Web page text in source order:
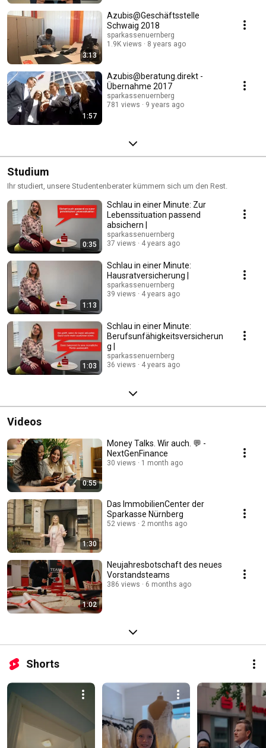
3:13
Azubis@Geschäftsstelle
Schwaig 2018
sparkassenuernberg
1.9K views
8 years ago
1:57
Azubis@beratung.direkt -
Übernahme 2017
sparkassenuernberg
781 views
9 years ago
Studium
Ihr studiert, unsere Studentenberater kümmern sich um den Rest.
0:35
Schlau in einer Minute: Zur
Lebenssituation passend
absichern |
sparkassenuernberg
37 views
4 years ago
1:13
Schlau in einer Minute:
Hausratversicherung |
sparkassenuernberg
39 views
4 years ago
1:03
Schlau in einer Minute:
Berufsunfähigkeitsversicherun
g |
sparkassenuernberg
36 views
4 years ago
Videos
0:55
Money Talks. Wir auch. 💬 -
NextGenFinance
30 views 1 month ago
1:30
Das ImmobilienCenter der
Sparkasse Nürnberg
52 views 2 months ago
1:02
Neujahresbotschaft des neues
Vorstandsteams
386 views 6 months ago
Shorts